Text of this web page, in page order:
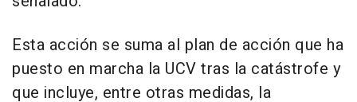
Esta acción se suma al plan de acción que ha
puesto en marcha la UCV tras la catástrofe y
que incluye, entre otras medidas, la